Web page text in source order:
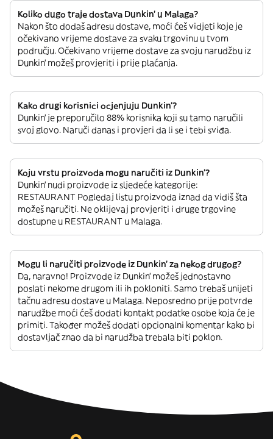
Koliko dugo traje dostava Dunkin' u Malaga?
Nakon što dodaš adresu dostave, moći ćeš vidjeti koje je
očekivano vrijeme dostave za svaku trgovinu u tvom
području. Očekivano vrijeme dostave za svoju narudžbu iz
Dunkin' možeš provjeriti i prije plaćanja.
Kako drugi korisnici ocjenjuju Dunkin'?
Dunkin' je preporučilo 88% korisnika koji su tamo naručili
svoj glovo. Naruči danas i provjeri da li se i tebi sviđa.
Koju vrstu proizvoda mogu naručiti iz Dunkin'?
Dunkin' nudi proizvode iz sljedeće kategorije:
RESTAURANT Pogledaj listu proizvoda iznad da vidiš šta
možeš naručiti. Ne oklijevaj provjeriti i druge trgovine
dostupne u RESTAURANT u Malaga.
Mogu li naručiti proizvode iz Dunkin' za nekog drugog?
Da, naravno! Proizvode iz Dunkin' možeš jednostavno
poslati nekome drugom ili ih pokloniti. Samo trebaš unijeti
tačnu adresu dostave u Malaga. Neposredno prije potvrde
narudžbe moći ćeš dodati kontakt podatke osobe koja će je
primiti. Također možeš dodati opcionalni komentar kako bi
dostavljač znao da bi narudžba trebala biti poklon.